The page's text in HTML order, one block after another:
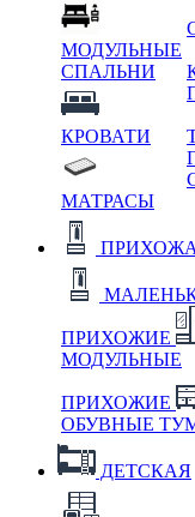
МОДУЛЬНЫЕ
СПАЛЬНИ
КРОВАТИ
МАТРАСЫ
ПРИХОЖИЕ
МОДУЛЬНЫЕ
ПРИХОЖИЕ
ОБУВНЫЕ
ДЕТСКАЯ